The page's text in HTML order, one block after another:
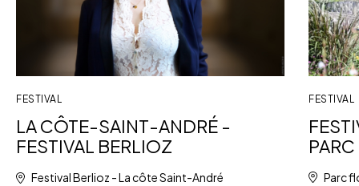
FESTIVAL
LA CÔTE-SAINT-ANDRÉ -
FESTIVAL BERLIOZ
Festival Berlioz - La côte Saint-André
FESTIVAL
Parc